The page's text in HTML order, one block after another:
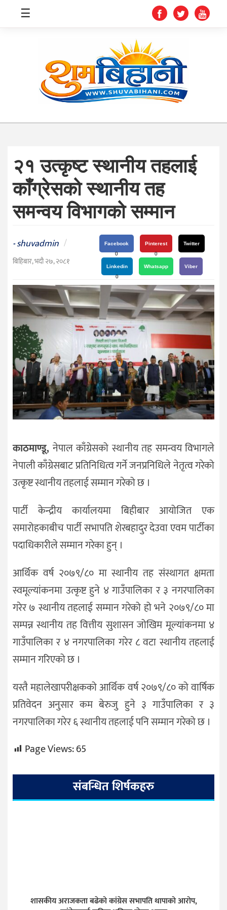
स्वास्थ्य
संघीय
प्रविधि
जीवनशैली
दर्शन
/
संस्कृति
विचार
देश
राजनीति
☰
२१ उत्कृष्ट स्थानीय तहलाई
काँग्रेसको स्थानीय तह
समन्वय विभागको सम्मान
-shuvadmin /
बिहिबार, भदौ २७, २०८१
Facebook
0
Pinterest
0
Twitter
Linkedin
0
Whatsapp Viber
काठमाण्डू, नेपाल काँग्रेसको स्थानीय तह समन्वय विभागले
नेपाली काँग्रेसबाट प्रतिनिधित्व गर्ने जनप्रनिधिले नेतृत्व गरेको
उत्कृष्ट स्थानीय तहलाई सम्मान गरेको छ ।
पार्टी केन्द्रीय कार्यालयमा बिहीबार आयोजित एक
समारोहकाबीच पार्टी सभापति शेरबहादुर देउवा एवम पार्टीका
पदाधिकारीले सम्मान गरेका हुन् ।
आर्थिक वर्ष २०७९/८० मा स्थानीय तह संस्थागत क्षमता
स्वमूल्यांकनमा उत्कृष्ट हुने ४ गाउँपालिका र ३ नगरपालिका
गरेर ७ स्थानीय तहलाई सम्मान गरेको हो भने २०७९/८० मा
सम्पन्न स्थानीय तह वित्तीय सुशासन जोखिम मूल्यांकनमा ४
गाउँपालिका र ४ नगरपालिका गरेर ८ वटा स्थानीय तहलाई
सम्मान गरिएको छ ।
यस्तै महालेखापरीक्षकको आर्थिक वर्ष २०७९/८० को वार्षिक
प्रतिवेदन अनुसार कम बेरुजु हुने ३ गाउँपालिका र ३
नगरपालिका गरेर ६ स्थानीय तहलाई पनि सम्मान गरेको छ ।
Page Views:65
संबन्धित शिर्षकहरु
शासकीय अराजकता बढेको कांग्रेस सभापति थापाको आरोप,